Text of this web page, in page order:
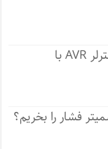
دانلود کتاب 11 پروژه میکروکنترلر AVR با
فشار را بخریم؟